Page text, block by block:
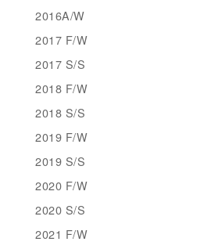
2016A/W
2017 F/W
2017 S/S
2018 F/W
2018 S/S
2019 F/W
2019 S/S
2020 F/W
2020 S/S
2021 F/W